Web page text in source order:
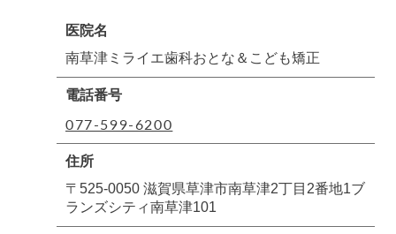
医院名
南草津ミライエ歯科おとな＆こども矯正
電話番号
077-599-6200
住所
〒525-0050 滋賀県草津市南草津2丁目2番地1ブ
ランズシティ南草津101